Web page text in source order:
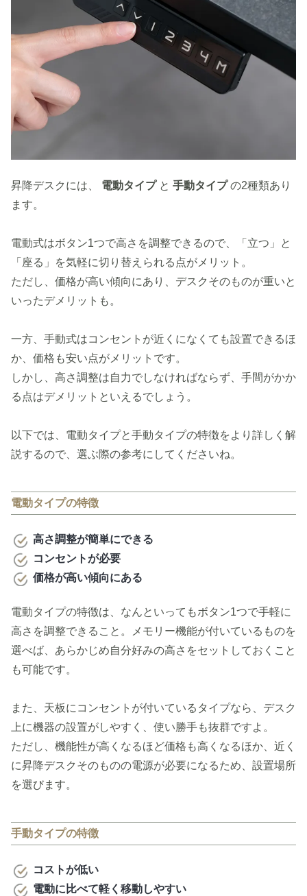
昇降デスクには、 電動タイプ と 手動タイプの2種類あり
ます。
電動式はボタン1つで高さを調整できるので、「立つ」と
「座る」を気軽に切り替えられる点がメリット。
ただし、価格が高い傾向にあり、デスクそのものが重いと
いったデメリットも。
一方、手動式はコンセントが近くになくても設置できるほ
か、価格も安い点がメリットです。
しかし、高さ調整は自力でしなければならず、手間がかか
る点はデメリットといえるでしょう。
以下では、電動タイプと手動タイプの特徴をより詳しく解
説するので、選ぶ際の参考にしてくださいね。
電動タイプの特徴
高さ調整が簡単にできる
コンセントが必要
価格が高い傾向にある
電動タイプの特徴は、なんといってもボタン1つで手軽に
高さを調整できること。メモリー機能が付いているものを
選べば、あらかじめ自分好みの高さをセットしておくこと
も可能です。
また、天板にコンセントが付いているタイプなら、デスク
上に機器の設置がしやすく、使い勝手も抜群ですよ。
ただし、機能性が高くなるほど価格も高くなるほか、近く
に昇降デスクそのものの電源が必要になるため、設置場所
を選びます。
手動タイプの特徴
コストが低い
電動に比べて軽く移動しやすい